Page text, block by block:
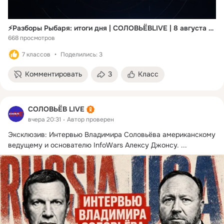
⚡️Разборы Рыбаря: итоги дня | СОЛОВЬЁВLIVE | 8 августа 2026 года
668 просмотров
7 классов Поделились: 3
Комментировать 3 Класс
СОЛОВЬЁВ LIVE
вчера 20:31 Автор проверен
Эксклюзив: Интервью Владимира Соловьёва американскому
ведущему и основателю InfoWars Алексу Джонсу. ...